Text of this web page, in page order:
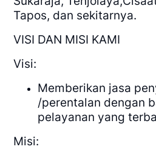
Tapos, dan sekitarnya.
VISI DAN MISI KAMI
Visi:
Memberikan jasa
/perentalan dengan
pelayanan yang
Misi: